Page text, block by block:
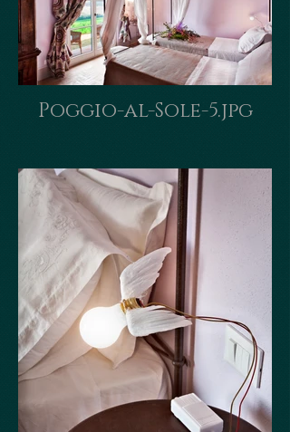
Poggio-al-Sole-5.jpg